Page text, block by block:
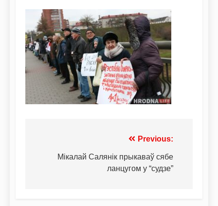
Previous:
Мікалай Салянік прыкаваў сябе
ланцугом у “судзе”